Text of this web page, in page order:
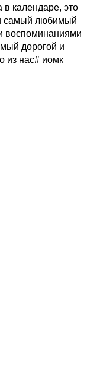
календаре, это
самый любимый
воспоминаниями
дорогой и
из нас# иомк